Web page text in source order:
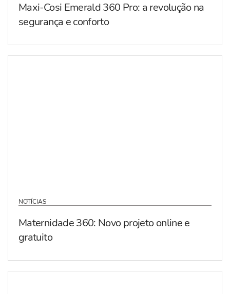
Maxi-Cosi Emerald 360 Pro: a revolução na
segurança e conforto
NOTÍCIAS
Maternidade 360: Novo projeto online e
gratuito